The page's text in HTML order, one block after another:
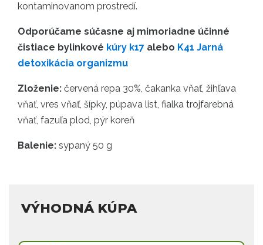
kontaminovanom prostredí.
Odporúčame súčasne aj mimoriadne účinné
čistiace bylinkové kúry k17 alebo K41 Jarná
detoxikácia organizmu
Zloženie: červená repa 30%, čakanka vňať, žihľava
vňať, vres vňať, šípky, púpava list, fialka trojfarebná
vňať, fazuľa plod, pýr koreň
Balenie: sypaný 50 g
VÝHODNÁ KÚPA